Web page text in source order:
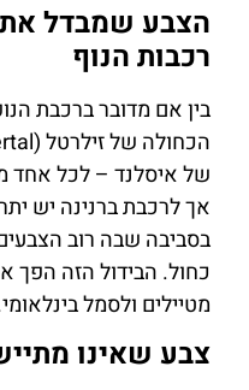
הצבע שמבדל את
רכבות הנוף
בין אם מדובר ברכבת
של איסלנד – לכל אחד
אך לרכבת ברנינה יש
בסביבה שבה רוב
כחול. הבידול הזה הפך
מטיילים ולסמל
צבע שאינו